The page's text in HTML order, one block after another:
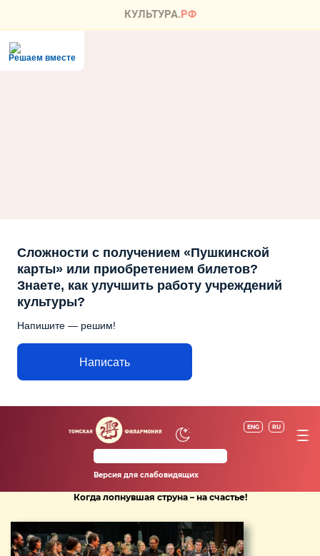
Решаем вместе
Сложности с получением «Пушкинской
карты» или приобретением билетов?
Знаете, как улучшить работу учреждений
культуры?
Напишите — решим!
Написать
ENG RU
Версия для слабовидящих
Когда лопнувшая струна – на счастье!